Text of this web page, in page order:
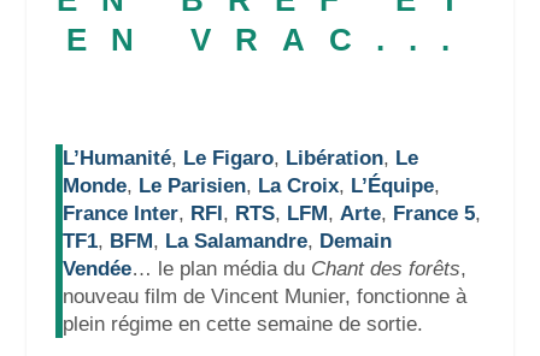
EN VRAC...
L’Humanité, Le Figaro, Libération, Le
Monde, Le Parisien, La Croix, L’Équipe,
France Inter, RFI , RTS, LFM , Arte, France 5,
TF1, BFM , La Salamandre, Demain
Vendée… le plan média du Chant des forêts,
nouveau film de Vincent Munier, fonctionne à
plein régime en cette semaine de sortie.